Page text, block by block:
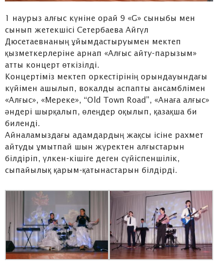
1 наурыз алғыс күніне орай 9 «G» сыныбы мен
сынып жетекшісі Сетербаева Айгүл
Дюсетаевнаның ұйымдастыруымен мектеп
қызметкерлеріне арнап «Алғыс айту-парызым»
атты концерт өткізілді.
Концертіміз мектеп оркестірінің орындауындағы
күйімен ашылып, вокалды аспапты ансамблімен
«Алғыс», «Мереке», “Old Town Road”, «Анаға алғыс»
әндері шырқалып, өлеңдер оқылып, қазақша би
биленді.
Айналамыздағы адамдардың жақсы ісіне рахмет
айтуды ұмытпай шын жүректен алғыстарын
білдіріп, үлкен-кішіге деген сүйіспеншілік,
сыпайылық қарым-қатынастарын білдірді.